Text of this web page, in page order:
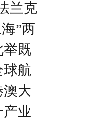
兰克
”两
举既
球航
澳大
业